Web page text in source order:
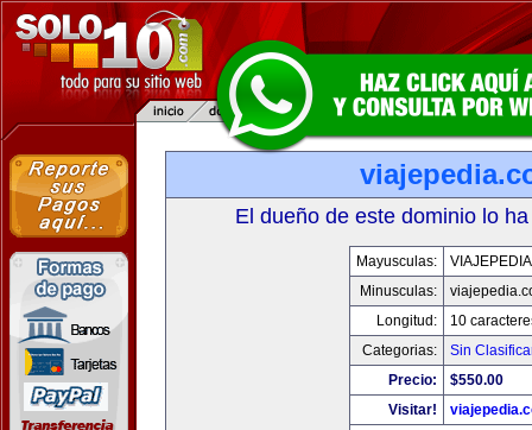
El dueño de este dominio lo
Mayusculas:
Minusculas:
Longitud:
10
Categorias:
Sin
Precio:
$550.00
Visitar!